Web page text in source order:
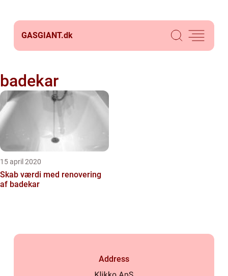
GASGIANT.dk
badekar
15 april 2020
Skab værdi med renovering
af badekar
Address